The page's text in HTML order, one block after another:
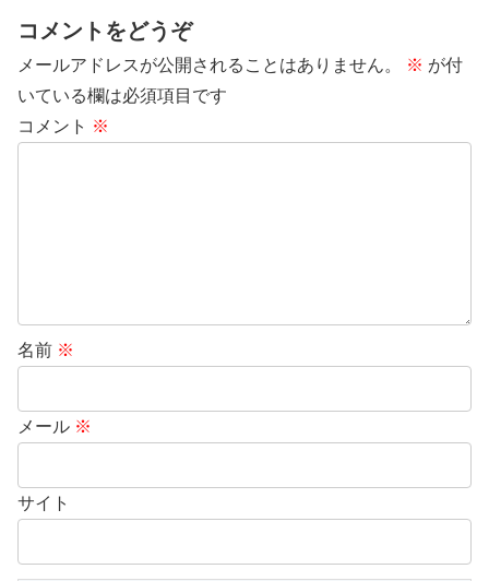
コメントをどうぞ
メールアドレスが公開されることはありません。 ※ が付
いている欄は必須項目です
コメント ※
名前 ※
メール ※
サイト